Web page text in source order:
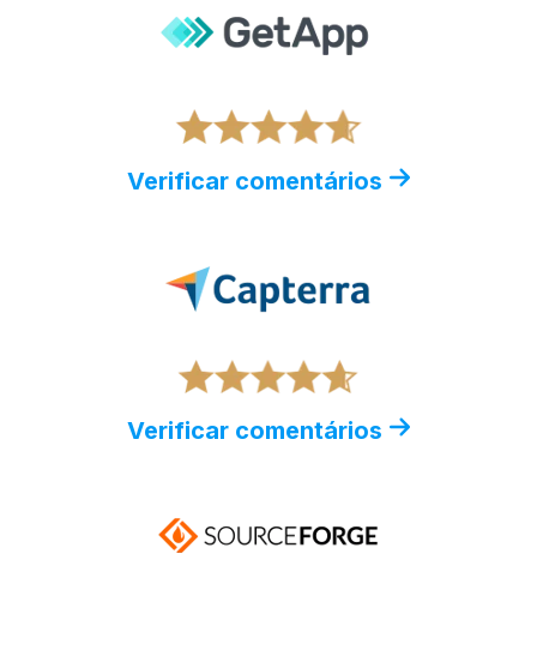
Verificar comentários
Verificar comentários